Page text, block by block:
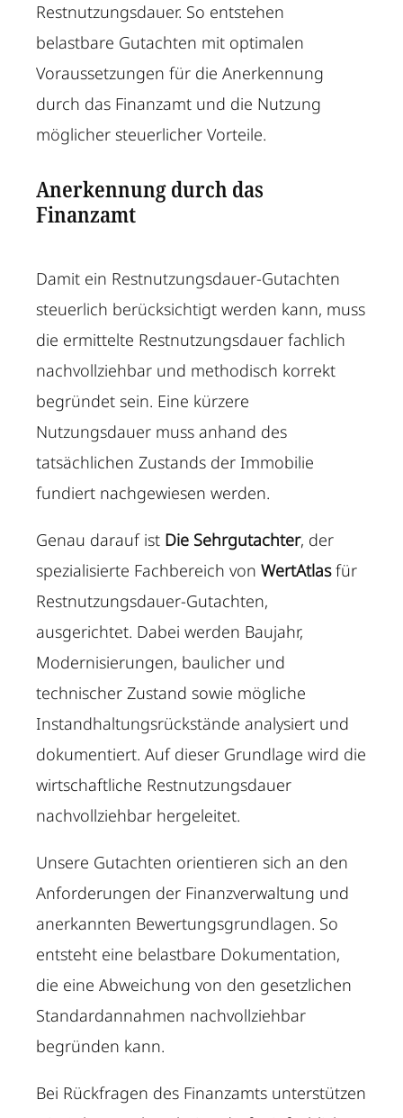
Restnutzungsdauer. So entstehen
belastbare Gutachten mit optimalen
Voraussetzungen für die Anerkennung
durch das Finanzamt und die Nutzung
möglicher steuerlicher Vorteile.
Anerkennung durch das
Finanzamt
Damit ein Restnutzungsdauer-Gutachten
steuerlich berücksichtigt werden kann, muss
die ermittelte Restnutzungsdauer fachlich
nachvollziehbar und methodisch korrekt
begründet sein. Eine kürzere
Nutzungsdauer muss anhand des
tatsächlichen Zustands der Immobilie
fundiert nachgewiesen werden.
Genau darauf ist Die Sehrgutachter, der
spezialisierte Fachbereich vonWertAtlasfür
Restnutzungsdauer-Gutachten,
ausgerichtet. Dabei werden Baujahr,
Modernisierungen, baulicher und
technischer Zustand sowie mögliche
Instandhaltungsrückstände analysiert und
dokumentiert. Auf dieser Grundlage wird die
wirtschaftliche Restnutzungsdauer
nachvollziehbar hergeleitet.
Unsere Gutachten orientieren sich an den
Anforderungen der Finanzverwaltung und
anerkannten Bewertungsgrundlagen. So
entsteht eine belastbare Dokumentation,
die eine Abweichung von den gesetzlichen
Standardannahmen nachvollziehbar
begründen kann.
Bei Rückfragen des Finanzamts unterstützen